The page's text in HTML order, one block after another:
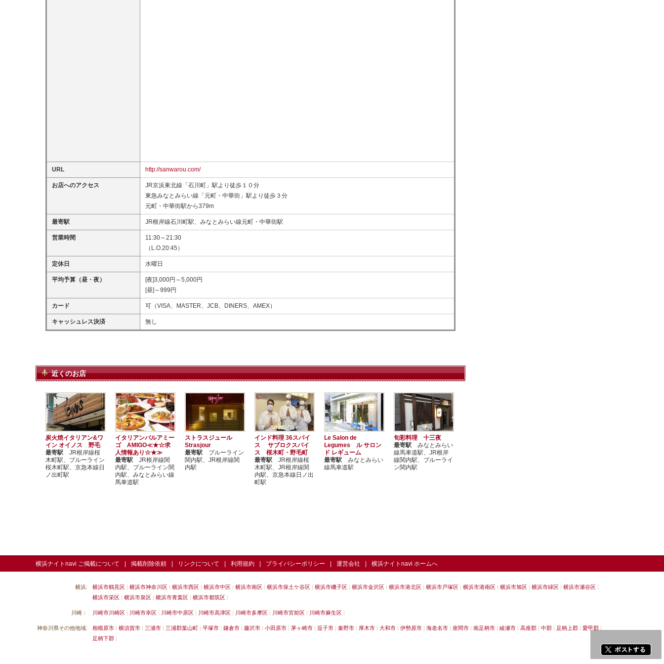
URL http://sanwarou.com/
お店へのアクセス
JR京浜東北線「石川町」駅より徒歩１０分
東急みなとみらい線「元町・中華街」駅より徒歩３分
元町・中華街駅から379m
最寄駅 JR根岸線石川町駅、みなとみらい線元町・中華街駅
営業時間
11:30～21:30
（L.O.20:45）
定休日 水曜日
平均予算（昼・夜）
[夜]3,000円～5,000円
[昼]～999円
カード 可（VISA、MASTER、JCB、DINERS、AMEX）
キャッシュレス決済 無し
近くのお店
炭火焼イタリアン&ワ
イン オイノス 野毛
最寄駅 JR根岸線桜
木町駅、ブルーライン
桜木町駅、京急本線日
ノ出町駅
イタリアンバルアミー
ゴ AMIGO≪★☆求
人情報あり☆★≫
最寄駅 JR根岸線関
内駅、ブルーライン関
内駅、みなとみらい線
馬車道駅
ストラスジュール
Strasjour
最寄駅 ブルーライン
関内駅、JR根岸線関
内駅
インド料理 36スパイ
ス サブロクスパイ
ス 桜木町・野毛町
最寄駅 JR根岸線桜
木町駅、JR根岸線関
内駅、京急本線日ノ出
町駅
Le Salon de
Legumes ル サロン
ド レギューム
最寄駅 みなとみらい
線馬車道駅
旬彩料理 十三夜
最寄駅 みなとみらい
線馬車道駅、JR根岸
線関内駅、ブルーライ
ン関内駅
横浜ナイトnavi ご掲載について 掲載削除依頼 リンクについて 利用規約 プライバシーポリシー 運営会社 横浜ナイトnavi ホームへ
横浜: 横浜市鶴見区 横浜市神奈川区 横浜市西区 横浜市中区 横浜市南区 横浜市保土ケ谷区 横浜市磯子区 横浜市金沢区 横浜市港北区 横浜市戸塚区 横浜市港南区 横浜市旭区 横浜市緑区
横浜市瀬谷区
横浜市栄区
横浜市泉区 横浜市青葉区 横浜市都筑区
川崎： 川崎市川崎区 川崎市幸区 川崎市中原区 川崎市高津区 川崎市多摩区 川崎市宮前区 川崎市麻生区
神奈川県その他地域: 相模原市 横須賀市 三浦市 三浦郡葉山町 平塚市 鎌倉市 藤沢市 小田原市 茅ヶ崎市 逗子市 秦野市 厚木市 大和市 伊勢原市 海老名市 座間市 南足柄市 綾瀬市 高座郡 中郡 足柄上郡
愛甲郡
足柄下郡